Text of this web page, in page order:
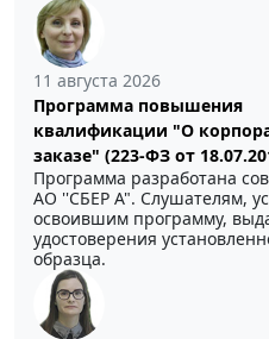
11 августа 2026
Программа повышения
квалификации "О
заказе" (223-ФЗ от
Программа разработана
АО ''СБЕР А". Слушателям,
освоившим программу,
удостоверения
образца.